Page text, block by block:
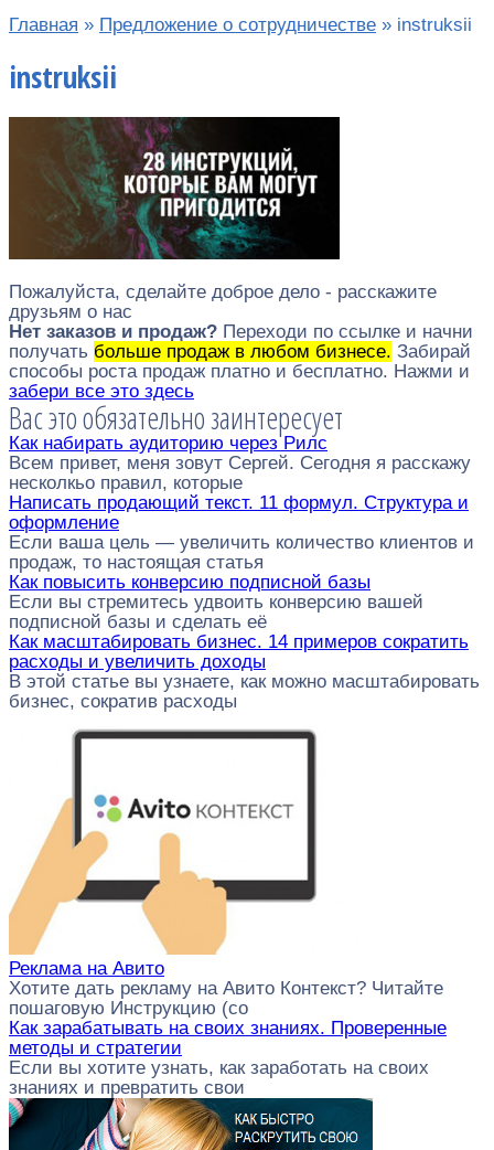
Главная » Предложение о сотрудничестве » instruksii
instruksii
Пожалуйста, сделайте доброе дело - расскажите
друзьям о нас
Нет заказов и продаж? Переходи по ссылке и начни
получать больше продаж в любом бизнесе. Забирай
способы роста продаж платно и бесплатно. Нажми и
забери все это здесь
Вас это обязательно заинтересует
Как набирать аудиторию через Рилс
Всем привет, меня зовут Сергей. Сегодня я расскажу
несколкьо правил, которые
Написать продающий текст. 11 формул. Структура и
оформление
Если ваша цель — увеличить количество клиентов и
продаж, то настоящая статья
Как повысить конверсию подписной базы
Если вы стремитесь удвоить конверсию вашей
подписной базы и сделать её
Как масштабировать бизнес. 14 примеров сократить
расходы и увеличить доходы
В этой статье вы узнаете, как можно масштабировать
бизнес, сократив расходы
Реклама на Авито
Хотите дать рекламу на Авито Контекст? Читайте
пошаговую Инструкцию (со
Как зарабатывать на своих знаниях. Проверенные
методы и стратегии
Если вы хотите узнать, как заработать на своих
знаниях и превратить свои